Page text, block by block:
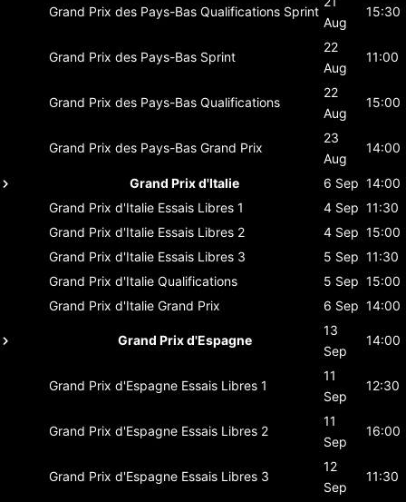
Grand Prix des Pays-Bas Qualifications Sprint
Aug
15:30
Grand Prix des Pays-Bas Sprint
22
Aug
11:00
Grand Prix des Pays-Bas Qualifications
22
Aug
15:00
Grand Prix des Pays-Bas Grand Prix
23
Aug
14:00
Grand Prix d'Italie 6 Sep 14:00
Grand Prix d'Italie Essais Libres 1 4 Sep 11:30
Grand Prix d'Italie Essais Libres 2 4 Sep 15:00
Grand Prix d'Italie Essais Libres 3 5 Sep 11:30
Grand Prix d'Italie Qualifications 5 Sep 15:00
Grand Prix d'Italie Grand Prix 6 Sep 14:00
Grand Prix d'Espagne
13
Sep
14:00
Grand Prix d'Espagne Essais Libres 1
11
Sep
12:30
Grand Prix d'Espagne Essais Libres 2
11
Sep
16:00
Grand Prix d'Espagne Essais Libres 3
12
Sep
11:30